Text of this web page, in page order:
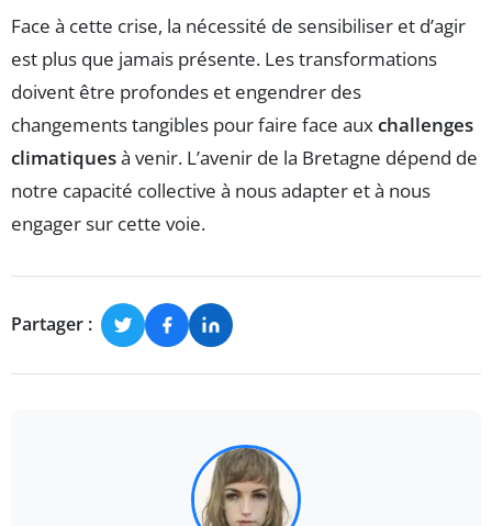
Face à cette crise, la nécessité de sensibiliser et d’agir
est plus que jamais présente. Les transformations
doivent être profondes et engendrer des
changements tangibles pour faire face auxchallenges
climatiquesà venir. L’avenir de la Bretagne dépend de
notre capacité collective à nous adapter et à nous
engager sur cette voie.
Partager :